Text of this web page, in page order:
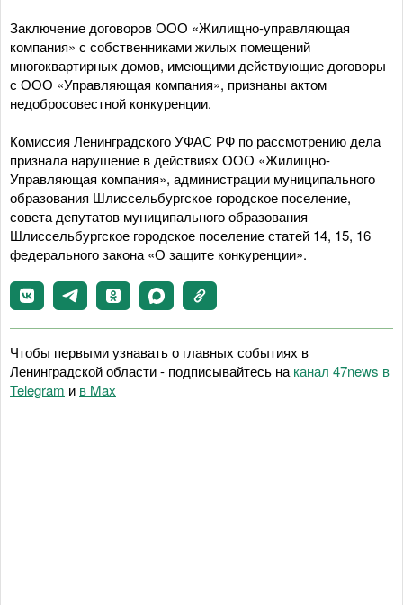
Заключение договоров ООО «Жилищно-управляющая
компания» с собственниками жилых помещений
многоквартирных домов, имеющими действующие договоры
с ООО «Управляющая компания», признаны актом
недобросовестной конкуренции.
Комиссия Ленинградского УФАС РФ по рассмотрению дела
признала нарушение в действиях ООО «Жилищно-
Управляющая компания», администрации муниципального
образования Шлиссельбургское городское поселение,
совета депутатов муниципального образования
Шлиссельбургское городское поселение статей 14, 15, 16
федерального закона «О защите конкуренции».
Чтобы первыми узнавать о главных событиях в
Ленинградской области - подписывайтесь на канал 47news в
Telegram и в Maх